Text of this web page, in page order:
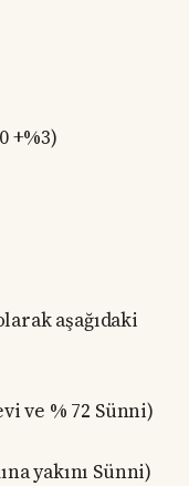
aşağıdaki
% 72 Sünni)
Sünni)